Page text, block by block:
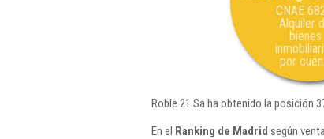
CNAE
Alquiler
bienes
por
Roble 21 Sa ha obtenido la posición
En el Ranking de Madrid según